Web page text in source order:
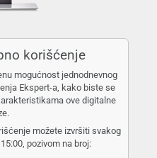
korišćenje
mogućnost jednodnevnog
Ekspert-a, kako biste se
ove digitalne
možete izvršiti svakog
pozivom na broj: